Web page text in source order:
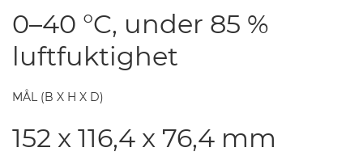
0–40 °C, under 85 %
luftfuktighet
MÅL (B X H X D)
152 x 116,4 x 76,4 mm